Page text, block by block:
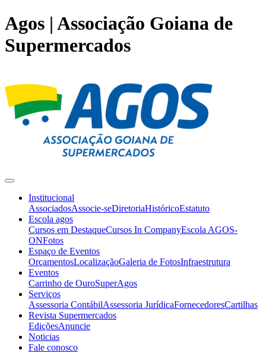
Agos | Associação Goiana de
Supermercados
Institucional
AssociadosAssocie-seDiretoriaHistóricoEstatuto
Escola agos
Cursos em DestaqueCursos In CompanyEscola AGOS-
ONFotos
Espaço de Eventos
OrçamentosLocalizaçãoGaleria de FotosInfraestrutura
Eventos
Carrinho de OuroSuperAgos
Serviços
Assessoria ContábilAssessoria JurídicaFornecedoresCartilhas
Revista Supermercados
EdiçõesAnuncie
Noticias
Fale conosco